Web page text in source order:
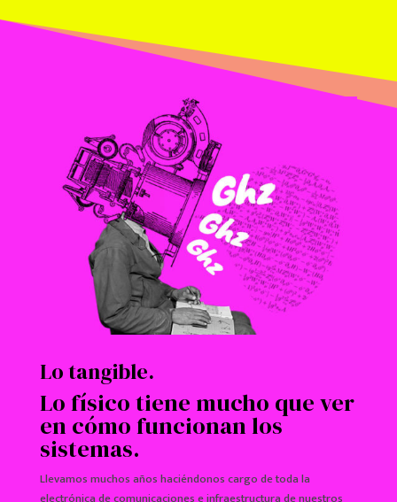
Lo tangible.
Lo físico tiene mucho que ver
en cómo funcionan los
sistemas.
Llevamos muchos años haciéndonos cargo de toda la